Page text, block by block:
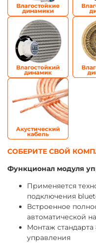
СОБЕРИТЕ СВОЙ
Функционал модуля
Применяется
подключения
Встроенное
автоматической
Монтаж стандарта
управления